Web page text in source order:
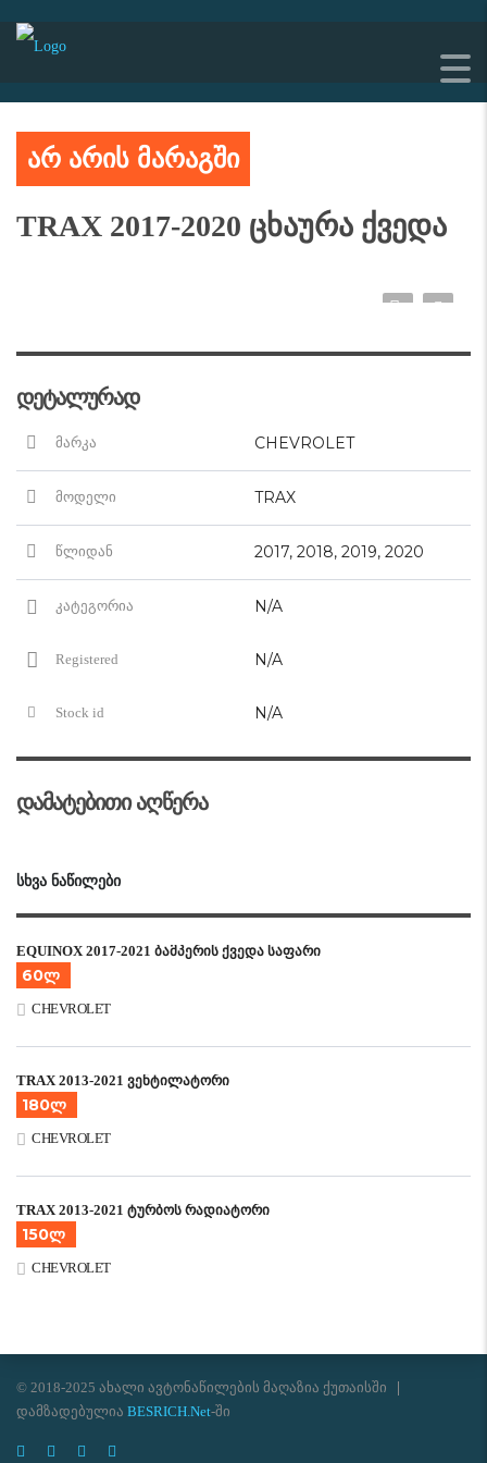
არ არის მარაგში
TRAX 2017-2020 ცხაურა ქვედა
დეტალურად
მარკა CHEVROLET
მოდელი TRAX
წლიდან 2017, 2018, 2019, 2020
კატეგორია N/A
Registered N/A
Stock id N/A
დამატებითი აღწერა
ᲡᲮᲕᲐ ᲜᲐᲬᲘᲚᲔᲑᲘ
EQUINOX 2017-2021 ბამპერის ქვედა საფარი
60ლ
CHEVROLET
TRAX 2013-2021 ვენტილატორი
180ლ
CHEVROLET
TRAX 2013-2021 ტურბოს რადიატორი
150ლ
CHEVROLET
© 2018-2025 ახალი ავტონაწილების მაღაზია ქუთაისში
დამზადებულია BESRICH.Net-ში